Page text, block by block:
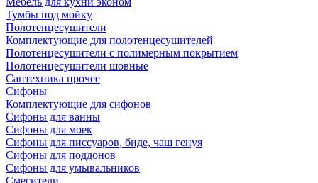
Тумбы под мойку
Полотенцесушители
Комплектующие для полотенцесушителей
Полотенцесушители с полимерным покрытием
Полотенцесушители шовные
Сантехника прочее
Сифоны
Комплектующие для сифонов
Сифоны для ванны
Сифоны для моек
Сифоны для писсуаров, биде, чаш генуя
Сифоны для поддонов
Сифоны для умывальников
Смесители